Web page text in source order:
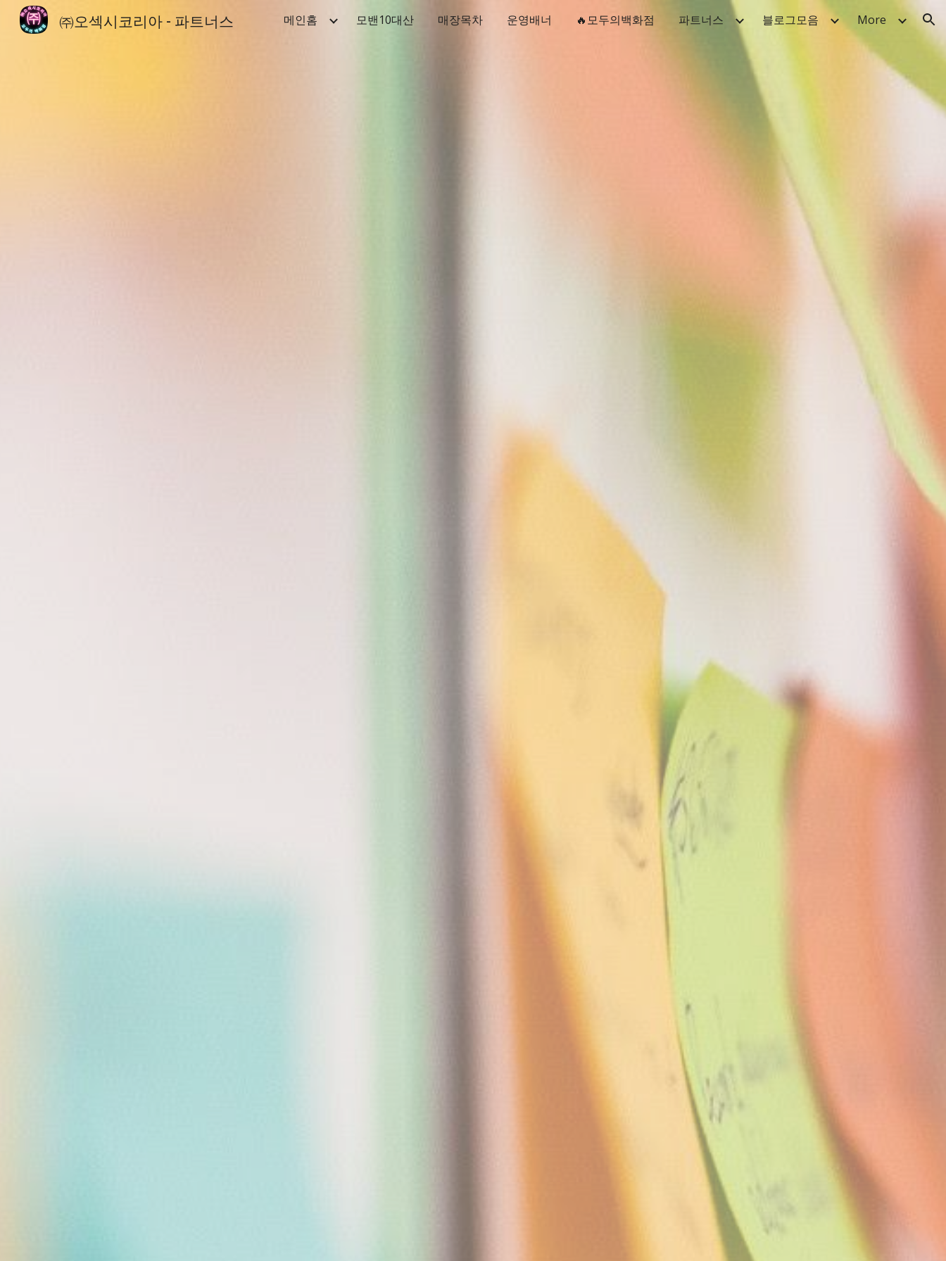
Skip to main content Skip to navigation
㈜오섹시코리아 - 파트너스 메인홈 모밴10대산 매장목차 운영배너 🔥모두의백화점 파트너스 블로그모음 More